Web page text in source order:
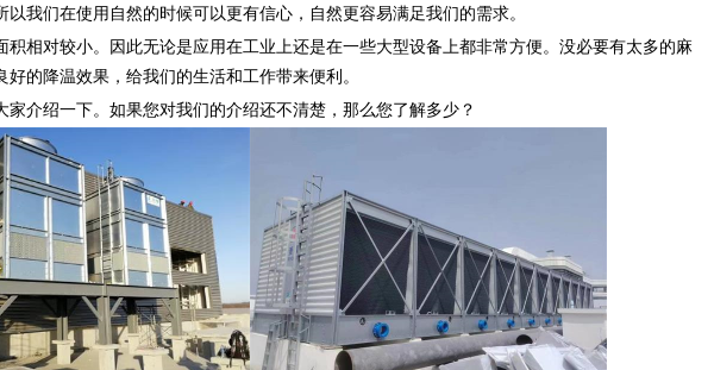
我们在使用自然的时候可以更有信心，自然更容易满足我们的需求。
相对较小。因此无论是应用在工业上还是在一些大型设备上都非常方便。没必要有太多的麻
的降温效果，给我们的生活和工作带来便利。
家介绍一下。如果您对我们的介绍还不清楚，那么您了解多少？